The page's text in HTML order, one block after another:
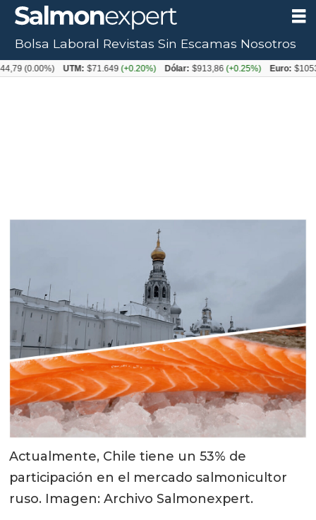
Actualmente, Chile tiene un 53% de
participación en el mercado salmonicultor
ruso. Imagen: Archivo Salmonexpert.
Bolsa Laboral Revistas Sin Escamas Nosotros
UTM: $71.649(+0.20%) Dólar: $913,86(+0.25%) Euro: $1053,08(-